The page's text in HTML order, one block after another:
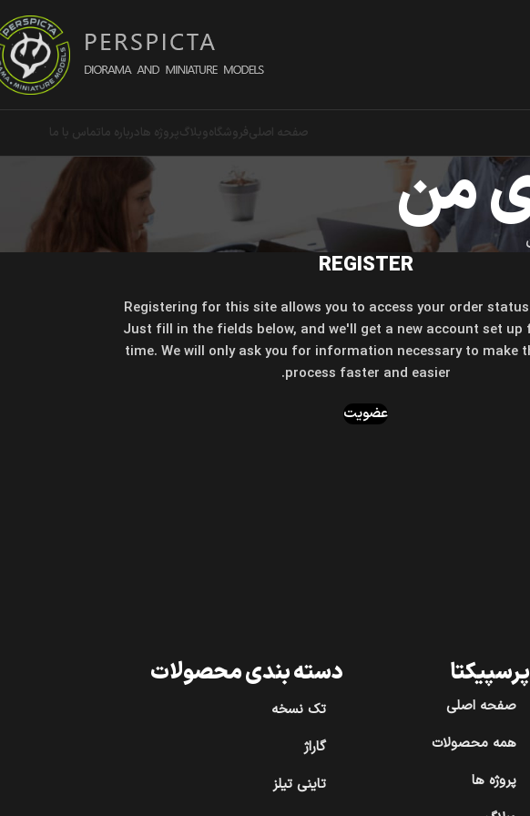
صفحه اصلیفروشگاهوبلاگپروژه هادرباره ماتماس با ما
من
REGISTER
Registering for this site allows you to access your order
Just fill in the fields below, and we'll get a new account set up
time. We will only ask you for information necessary to make
process faster and easier.
عضویت
دسته بندی محصولات
تک نسخه
گاراژ
تاینی تیلز
پرسپیکتا
صفحه اصلی
همه محصولات
پروژه ها